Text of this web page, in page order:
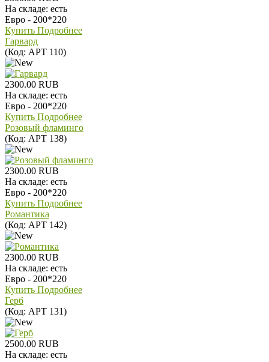
На складе: есть
Евро - 200*220
Купить Подробнее
Гарвард
(Код: АРТ 110)
2300.00 RUB
На складе: есть
Евро - 200*220
Купить Подробнее
Розовый фламинго
(Код: АРТ 138)
2300.00 RUB
На складе: есть
Евро - 200*220
Купить Подробнее
Романтика
(Код: АРТ 142)
2300.00 RUB
На складе: есть
Евро - 200*220
Купить Подробнее
Герб
(Код: АРТ 131)
2500.00 RUB
На складе: есть